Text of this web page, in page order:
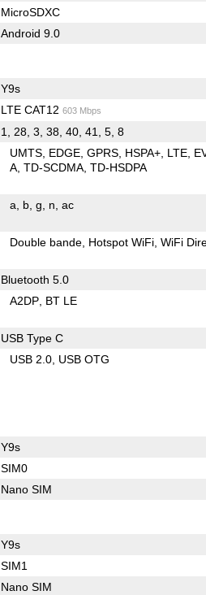
MicroSDXC
Android 9.0
Y9s
LTE CAT12 603 Mbps
1, 28, 3, 38, 40, 41, 5, 8
UMTS EDGE GPRS HSPA+ LTE
A TD-SCDMA TD-HSDPA
a b g n ac
Double bande Hotspot WiFi WiFi
Bluetooth 5.0
A2DP BT LE
USB Type C
USB 2.0 USB OTG
Y9s
SIM0
Nano SIM
Y9s
SIM1
Nano SIM